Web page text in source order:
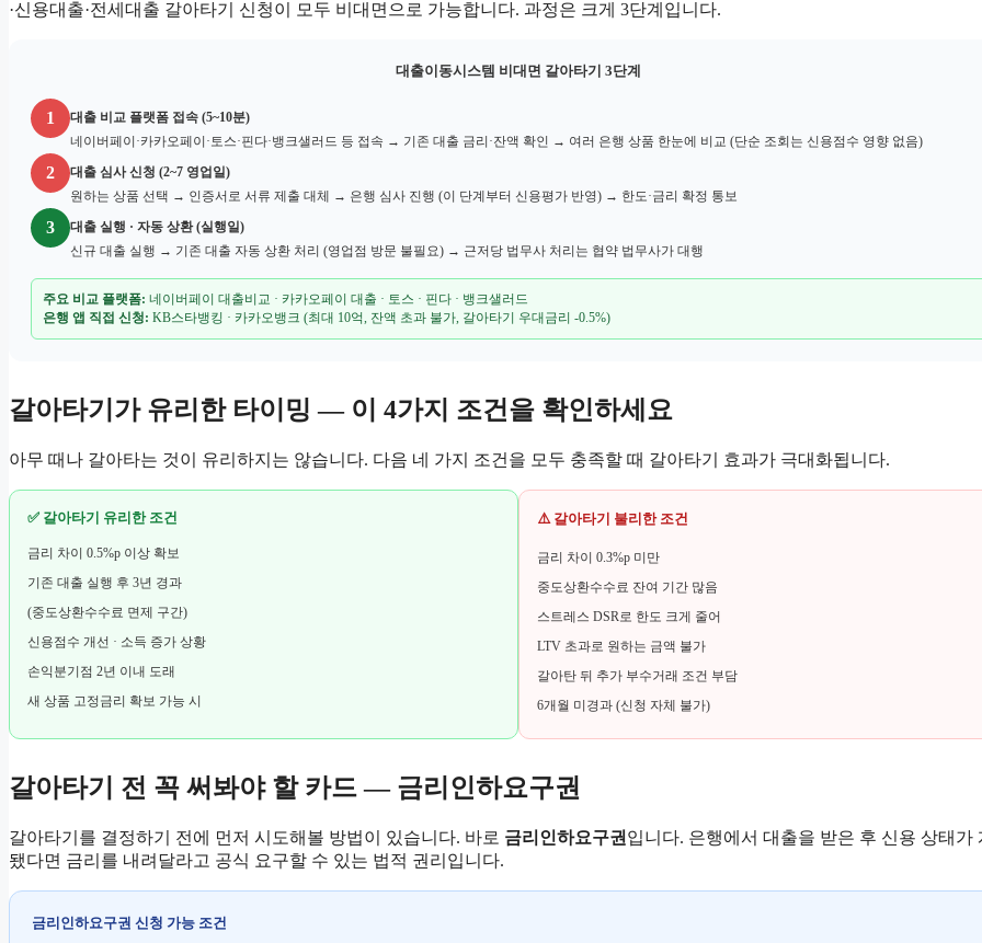
·신용대출·전세대출 갈아타기 신청이 모두 비대면으로 가능합니다. 과정은 크게 3단계입니다.
대출이동시스템 비대면 갈아타기 3단계
1
대출 비교 플랫폼 접속 (5~10분)
네이버페이·카카오페이·토스·핀다·뱅크샐러드 등 접속 → 기존 대출 금리·잔액 확인 → 여러 은행 상품 한눈에 비교 (단순 조회는 신용점수 영향 없음)
2
대출 심사 신청 (2~7 영업일)
원하는 상품 선택 → 인증서로 서류 제출 대체 → 은행 심사 진행 (이 단계부터 신용평가 반영) → 한도·금리 확정 통보
3
대출 실행 · 자동 상환 (실행일)
신규 대출 실행 → 기존 대출 자동 상환 처리 (영업점 방문 불필요) → 근저당 법무사 처리는 협약 법무사가 대행
주요 비교 플랫폼: 네이버페이 대출비교 · 카카오페이 대출 · 토스 · 핀다 · 뱅크샐러드
은행 앱 직접 신청: KB스타뱅킹 · 카카오뱅크 (최대 10억, 잔액 초과 불가, 갈아타기 우대금리 -0.5%)
갈아타기가 유리한 타이밍 — 이 4가지 조건을 확인하세요
아무 때나 갈아타는 것이 유리하지는 않습니다. 다음 네 가지 조건을 모두 충족할 때 갈아타기 효과가 극대화됩니다.
✅ 갈아타기 유리한 조건
금리 차이 0.5%p 이상 확보
기존 대출 실행 후 3년 경과
(중도상환수수료 면제 구간)
신용점수 개선 · 소득 증가 상황
손익분기점 2년 이내 도래
새 상품 고정금리 확보 가능 시
⚠️ 갈아타기 불리한 조건
금리 차이 0.3%p 미만
중도상환수수료 잔여 기간 많음
스트레스 DSR로 한도 크게 줄어
LTV 초과로 원하는 금액 불가
갈아탄 뒤 추가 부수거래 조건 부담
6개월 미경과 (신청 자체 불가)
갈아타기 전 꼭 써봐야 할 카드 — 금리인하요구권
갈아타기를 결정하기 전에 먼저 시도해볼 방법이 있습니다. 바로 금리인하요구권 입니다. 은행에서 대출을 받은 후 신용 상태가
됐다면 금리를 내려달라고 공식 요구할 수 있는 법적 권리입니다.
금리인하요구권 신청 가능 조건